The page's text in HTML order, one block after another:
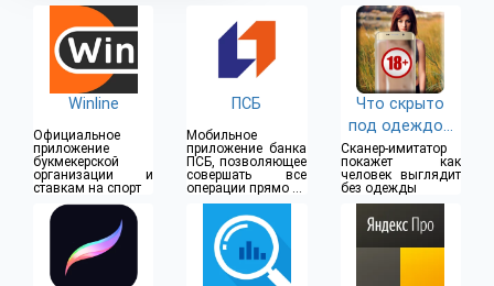
Winline
Официальное
приложение
букмекерской
организации и
ставкам на спорт
ПСБ
Мобильное
приложение банка
ПСБ, позволяющее
совершать все
операции прямо из
дома
Что скрыто
под одеждой
(18+)
Сканер-имитатор
покажет как
человек выглядит
без одежды